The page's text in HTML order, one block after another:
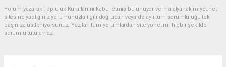
Yorum yazarak Topluluk Kuralları’nı kabul etmiş bulunuyor ve malatyahakimiyet.net
sitesine yaptığınız yorumunuzla ilgili doğrudan veya dolaylı tüm sorumluluğu tek
başınıza üstleniyorsunuz. Yazılan tüm yorumlardan site yönetimi hiçbir şekilde
sorumlu tutulamaz.